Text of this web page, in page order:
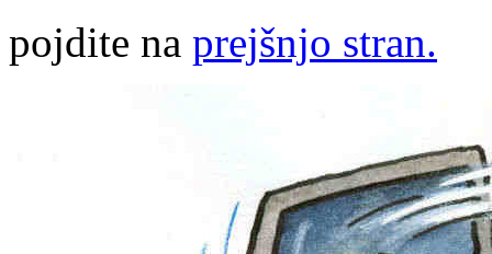
pojdite na prejšnjo stran.